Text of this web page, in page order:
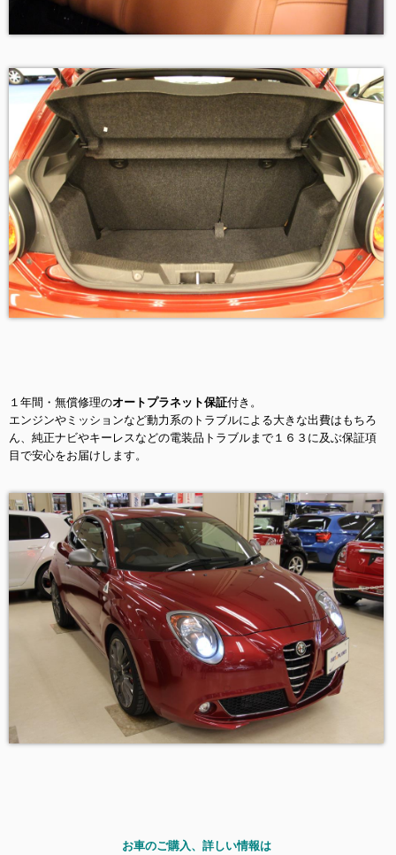
１年間・無償修理のオートプラネット保証付き。
エンジンやミッションなど動力系のトラブルによる大きな出費はもちろ
ん、純正ナビやキーレスなどの電装品トラブルまで１６３に及ぶ保証項
目で安心をお届けします。
お車のご購入、詳しい情報は